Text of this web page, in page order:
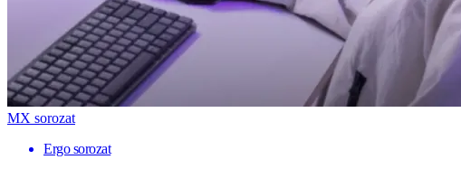
MX sorozat
Ergo sorozat